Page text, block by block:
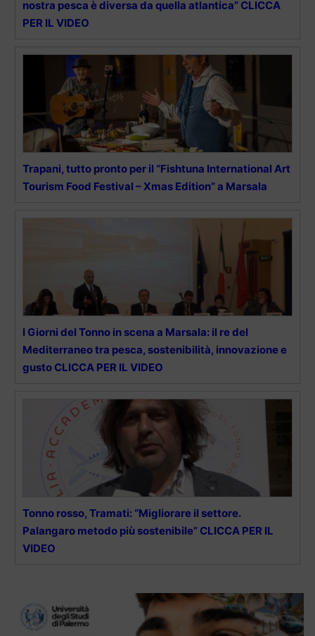
nostra pesca è diversa da quella atlantica” CLICCA
PER IL VIDEO
Trapani, tutto pronto per il “Fishtuna International Art
Tourism Food Festival – Xmas Edition” a Marsala
I Giorni del Tonno in scena a Marsala: il re del
Mediterraneo tra pesca, sostenibilità, innovazione e
gusto CLICCA PER IL VIDEO
Tonno rosso, Tramati: “Migliorare il settore.
Palangaro metodo più sostenibile” CLICCA PER IL
VIDEO